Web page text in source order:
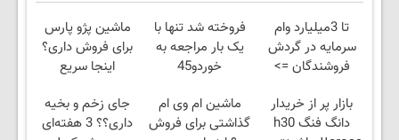
تا 3میلیارد وام
سرمایه در گردش
فروشندگان =>
کن
فروخته شد تنها با
یک بار مراجعه به
خوردو45
ماشین پژو پارس
برای فروش داری؟
اینجا سریع
بازار پر از خریدار
دانگ فنگ h30
ماشین ام وی ام
گذاشتی برای فروش
جای زخم و بخیه
داری؟؟ 3 هفته‌ای